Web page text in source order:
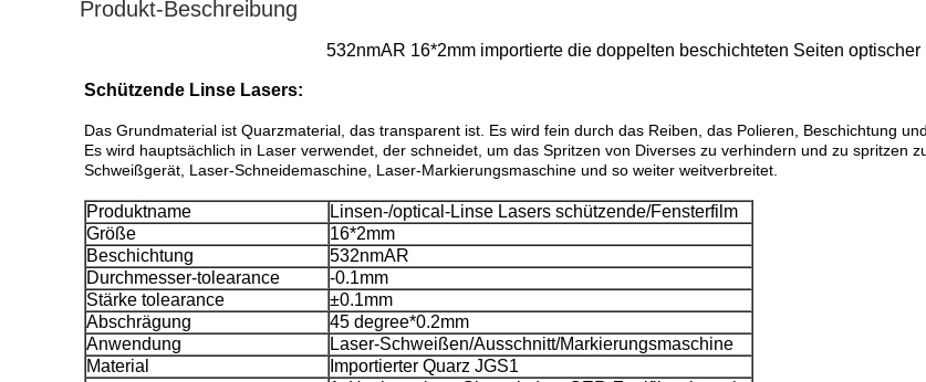
Produkt-Beschreibung
532nmAR 16*2mm importierte die doppelten beschichteten Seiten
Schützende Linse Lasers:
Das Grundmaterial ist Quarzmaterial, das transparent ist. Es wird fein durch das Reiben, das Polieren, Beschichtung
Es wird hauptsächlich in Laser verwendet, der schneidet, um das Spritzen von Diverses zu verhindern und zu spritzen
Schweißgerät, Laser-Schneidemaschine, Laser-Markierungsmaschine und so weiter weitverbreitet.
Produktname
Linsen-/optical-Linse Lasers schützende/Fensterfilm
Größe
16*2mm
Beschichtung
532nmAR
Durchmesser-tolearance
-0.1mm
Stärke tolearance
±0.1mm
Abschrägung
45 degree*0.2mm
Anwendung
Laser-Schweißen/Ausschnitt/Markierungsmaschine
Material
Importierter Quarz JGS1